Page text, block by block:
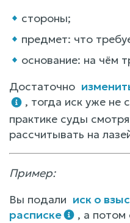
стороны;
предмет: что
основание: на чём
Достаточно
, тогда иск уже не
практике суды
рассчитывать на
Пример:
Вы подали иск о
расписке
, а потом